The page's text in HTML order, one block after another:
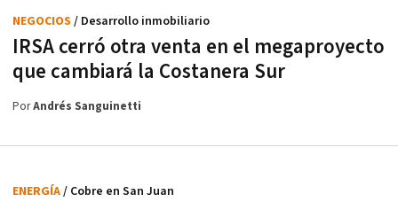
IRSA cerró otra venta en el megaproyecto
que cambiará la Costanera Sur
NEGOCIOS / Desarrollo inmobiliario
PorAndrés Sanguinetti
ENERGÍA/ Cobre en San Juan